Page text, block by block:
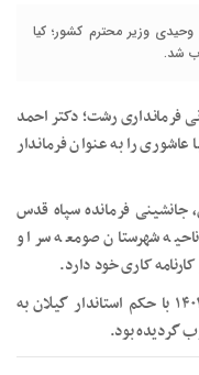
وزیر محترم کشور؛ کیا
شد.
فرمانداری رشت؛ دکتر احمد
را به عنوان فرماندار
جانشینی فرمانده سپاه قدس
شهرستان صومعه سرا و
کاری خود دارد.
گفتنی است مهندس عاشوری ۱۷ اردیبهشت ۱۴۰۲ با حکم استاندار گیلان به
گردیده بود.